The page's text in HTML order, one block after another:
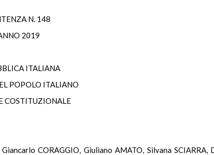
N. 148
2019
ITALIANA
POPOLO ITALIANO
COSTITUZIONALE
CORAGGIO, Giuliano AMATO, Silvana SCIARRA,